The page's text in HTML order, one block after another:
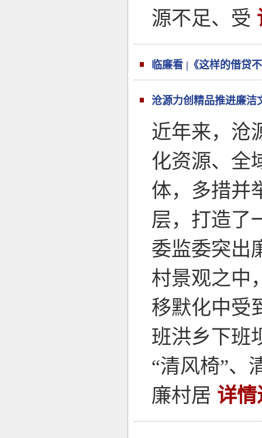
源不足、受
临廉看 |《这样的借贷
沧源力创精品推进廉洁
近年来，沧
化资源、全
体，多措并
层，打造了
委监委突出
村景观之中
移默化中受
班洪乡下班
“清风椅”、
廉村居 详情